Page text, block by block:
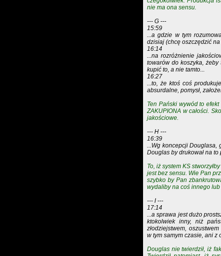
nie ma ona sensu.
--- G ---
15:59
...a gdzie w tym
dzisiaj (chcę oszczędzić
16:14
...na rozróżnienie
towarów do koszyka,
kupić to, a nie tamto...
16:27
...to, że ktoś coś
absurdalne, pomysł,
Ten Pański wywód to
ZAKUPIONA w całości.
jakościowe.
--- H ---
16:39
...Wg koncepcji Douglasa,
Douglas by drukował na
To, iż system KS
jest bez sensu. Wie Pan
szybko by Pan
wydaliby na coś innego
--- I ---
17:14
...a sprawa jest dużo
ktokolwiek inny, niż
złodziejstwem,
w tym samym czasie, ani z
Douglas nie twierdził, iż